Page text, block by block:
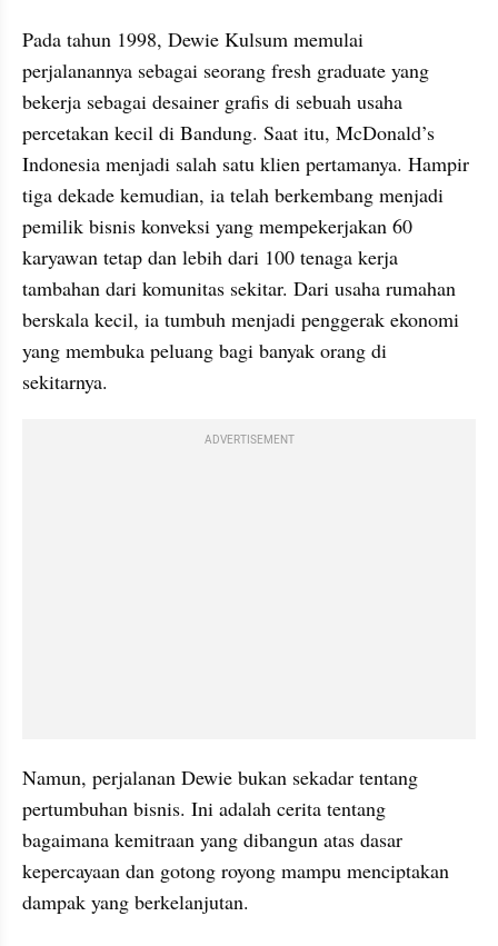
Pada tahun 1998, Dewie Kulsum memulai
perjalanannya sebagai seorang fresh graduate yang
bekerja sebagai desainer grafis di sebuah usaha
percetakan kecil di Bandung. Saat itu, McDonald’s
Indonesia menjadi salah satu klien pertamanya. Hampir
tiga dekade kemudian, ia telah berkembang menjadi
pemilik bisnis konveksi yang mempekerjakan 60
karyawan tetap dan lebih dari 100 tenaga kerja
tambahan dari komunitas sekitar. Dari usaha rumahan
berskala kecil, ia tumbuh menjadi penggerak ekonomi
yang membuka peluang bagi banyak orang di
sekitarnya.
ADVERTISEMENT
Namun, perjalanan Dewie bukan sekadar tentang
pertumbuhan bisnis. Ini adalah cerita tentang
bagaimana kemitraan yang dibangun atas dasar
kepercayaan dan gotong royong mampu menciptakan
dampak yang berkelanjutan.